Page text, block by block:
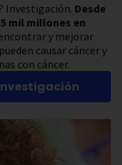
Investigación. Desde
mil millones en
y mejorar
causar cáncer y
con cáncer.